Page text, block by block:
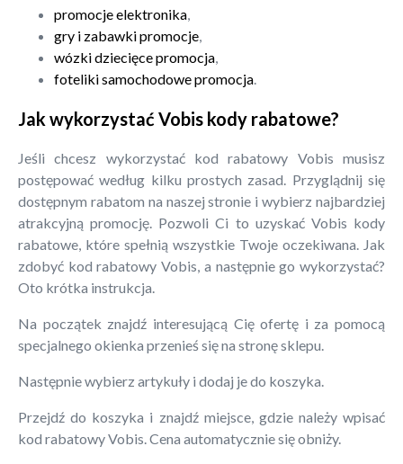
promocje elektronika,
gry i zabawki promocje,
wózki dziecięce promocja,
foteliki samochodowe promocja.
Jak wykorzystać Vobis kody rabatowe?
Jeśli chcesz wykorzystać kod rabatowy Vobis musisz
postępować według kilku prostych zasad. Przyglądnij się
dostępnym rabatom na naszej stronie i wybierz najbardziej
atrakcyjną promocję. Pozwoli Ci to uzyskać Vobis kody
rabatowe, które spełnią wszystkie Twoje oczekiwana. Jak
zdobyć kod rabatowy Vobis, a następnie go wykorzystać?
Oto krótka instrukcja.
Na początek znajdź interesującą Cię ofertę i za pomocą
specjalnego okienka przenieś się na stronę sklepu.
Następnie wybierz artykuły i dodaj je do koszyka.
Przejdź do koszyka i znajdź miejsce, gdzie należy wpisać
kod rabatowy Vobis. Cena automatycznie się obniży.